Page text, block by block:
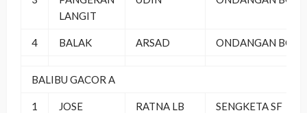
LANGIT
4 BALAK ARSAD ONDANGAN BC
BALIBU GACOR A
1 JOSE RATNA LB SENGKETA SF